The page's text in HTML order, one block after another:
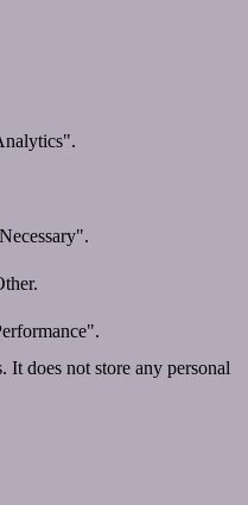
It does not store any personal